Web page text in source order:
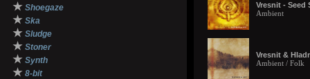
★ Shoegaze
★ Ska
★ Sludge
★ Stoner
★ Synth
★ 8-bit
Vresnit - Seed
Ambient
Vresnit &
Ambient / Folk